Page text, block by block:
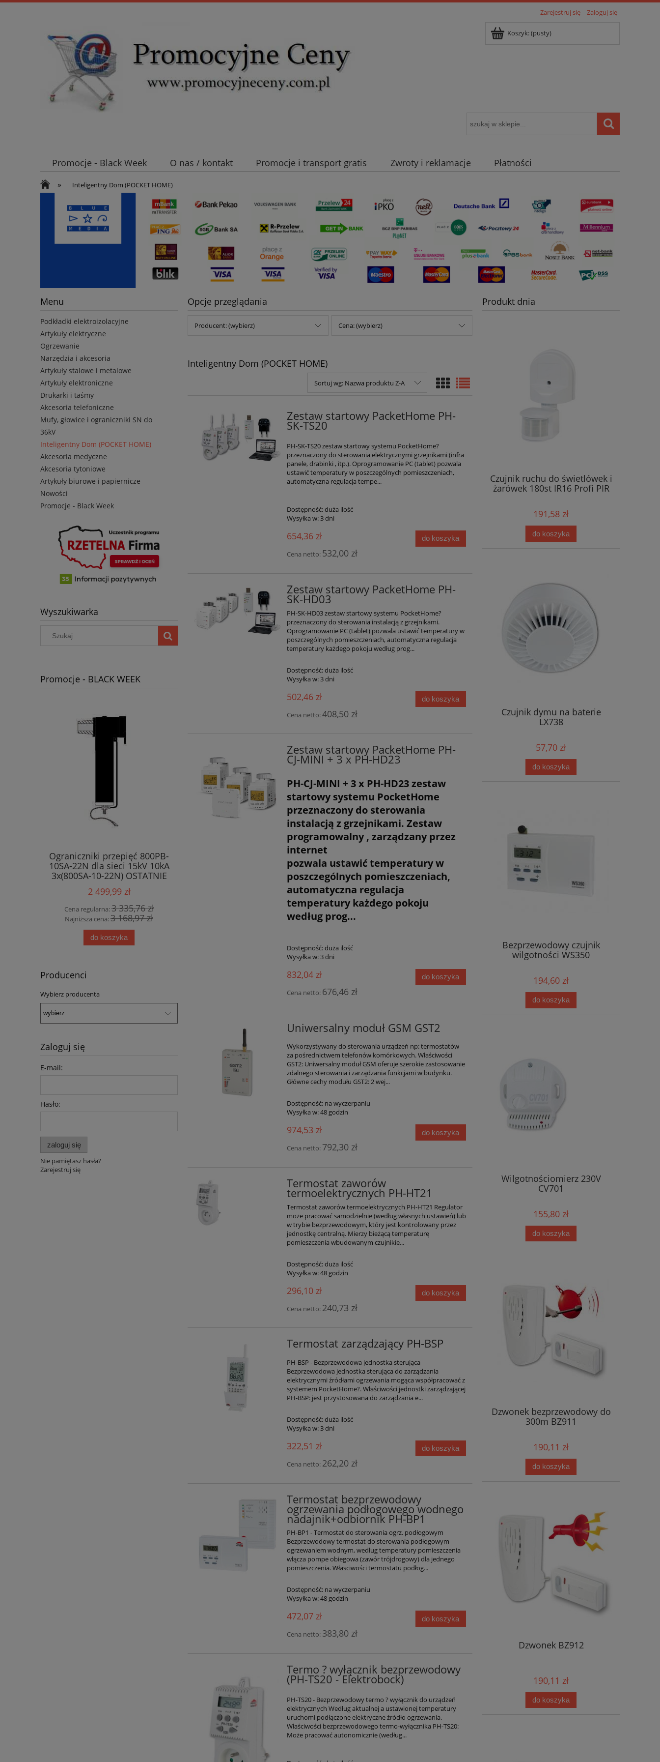
Zarejestruj się Zaloguj się
Koszyk:(pusty)
Promocje - Black Week O nas / kontakt Promocje i transport gratis Zwroty i reklamacje
Płatności
Koszt wysyłki
Mufy i głowice SN Euromold Nexans
» Inteligentny Dom (POCKET HOME)
Menu
Podkładki elektroizolacyjne
Artykuły elektryczne
Ogrzewanie
Narzędzia i akcesoria
Artykuły stalowe i metalowe
Artykuły elektroniczne
Drukarki i taśmy
Akcesoria telefoniczne
Mufy, głowice i ograniczniki SN do
36kV
Inteligentny Dom (POCKET HOME)
Akcesoria medyczne
Akcesoria tytoniowe
Artykuły biurowe i papiernicze
Nowości
Promocje - Black Week
Wyszukiwarka
Promocje - BLACK WEEK
Ograniczniki przepięć 800PB-
10SA-22N dla sieci 15kV 10kA
3x(800SA-10-22N) OSTATNIE
SZTUKI !!!
2 499,99 zł
Cena regularna:3 335,76 zł
Najniższa cena:3 168,97 zł
do koszyka
Producenci
Wybierz producenta
Zaloguj się
E-mail:
Hasło:
zaloguj się
Nie pamiętasz hasła?
Zarejestruj się
Opcje przeglądania
Producent: (wybierz) Cena: (wybierz)
Inteligentny Dom (POCKET HOME)
Sortuj wg: Nazwa produktu Z-A
Zestaw startowy PacketHome PH-
SK-TS20
PH-SK-TS20 zestaw startowy systemu PocketHome?
przeznaczony do sterowania elektrycznymi grzejnikami (infra
panele, drabinki , itp.). Oprogramowanie PC (tablet) pozwala
ustawić temperatury w poszczególnych pomieszczeniach,
automatyczna regulacja tempe...
Dostępność:duża ilość
Wysyłka w:3 dni
654,36 zł
Cena netto: 532,00 zł
do koszyka
Zestaw startowy PacketHome PH-
SK-HD03
PH-SK-HD03 zestaw startowy systemu PocketHome?
przeznaczony do sterowania instalacją z grzejnikami.
Oprogramowanie PC (tablet) pozwala ustawić temperatury w
poszczególnych pomieszczeniach, automatyczna regulacja
temperatury każdego pokoju według prog...
Dostępność:duża ilość
Wysyłka w: 3 dni
502,46 zł
Cena netto:408,50 zł
do koszyka
Zestaw startowy PacketHome PH-
CJ-MINI + 3 x PH-HD23
PH-CJ-MINI + 3 x PH-HD23 zestaw
startowy systemu PocketHome
przeznaczony do sterowania
instalacją z grzejnikami. Zestaw
programowalny , zarządzany przez
internet
pozwala ustawić temperatury w
poszczególnych pomieszczeniach,
automatyczna regulacja
temperatury każdego pokoju
według prog...
Dostępność:duża ilość
Wysyłka w:3 dni
832,04 zł
Cena netto: 676,46 zł
do koszyka
Uniwersalny moduł GSM GST2
Wykorzystywany do sterowania urządzeń np: termostatów
za pośrednictwem telefonów komórkowych. Właściwości
GST2: Uniwersalny moduł GSM oferuje szerokie zastosowanie
zdalnego sterowania i zarządzania funkcjami w budynku.
Główne cechy modułu GST2: 2 wej...
Dostępność: na wyczerpaniu
Wysyłka w:48 godzin
974,53 zł
Cena netto: 792,30 zł
do koszyka
Termostat zaworów
termoelektrycznych PH-HT21
Termostat zaworów termoelektrycznych PH-HT21 Regulator
może pracować samodzielnie (według własnych ustawień) lub
w trybie bezprzewodowym, który jest kontrolowany przez
jednostkę centralną. Mierzy bieżącą temperaturę
pomieszczenia wbudowanym czujnikie...
Dostępność:duża ilość
Wysyłka w:48 godzin
296,10 zł
Cena netto: 240,73 zł
do koszyka
Termostat zarządzający PH-BSP
PH-BSP - Bezprzewodowa jednostka sterująca
Bezprzewodowa jednostka sterująca do zarządzania
elektrycznymi źródłami ogrzewania mogąca współpracować z
systemem PocketHome?. Właściwości jednostki zarządzającej
PH-BSP: jest przystosowana do zarządzania e...
Dostępność:duża ilość
Wysyłka w:3 dni
322,51 zł
Cena netto: 262,20 zł
do koszyka
Termostat bezprzewodowy
ogrzewania podłogowego wodnego
nadajnik+odbiornik PH-BP1
PH-BP1 - Termostat do sterowania ogrz. podłogowym
Bezprzewodowy termostat do sterowania podłogowym
ogrzewaniem wodnym, według temperatury pomieszczenia
włącza pompe obiegowa (zawór trójdrogowy) dla jednego
pomieszczenia. Własciwości termostatu podłog...
Dostępność: na wyczerpaniu
Wysyłka w:48 godzin
472,07 zł
Cena netto: 383,80 zł
do koszyka
Termo ? wyłącznik bezprzewodowy
(PH-TS20 - Elektrobock)
PH-TS20 - Bezprzewodowy termo ? wyłącznik do urządzeń
elektrycznych Według aktualnej a ustawionej temperatury
uruchomi podłączone elektryczne źródło ogrzewania.
Właściwości bezprzewodowego termo-wyłącznika PH-TS20:
Może pracować autonomicznie (według...
Produkt dnia
Czujnik ruchu do świetlówek i
żarówek 180st IR16 Profi PIR
191,58 zł
do koszyka
Czujnik dymu na baterie
LX738
57,70 zł
do koszyka
Bezprzewodowy czujnik
wilgotności WS350
194,60 zł
do koszyka
Wilgotnościomierz 230V
CV701
155,80 zł
do koszyka
Dzwonek bezprzewodowy do
300m BZ911
190,11 zł
do koszyka
Dzwonek BZ912
190,11 zł
do koszyka